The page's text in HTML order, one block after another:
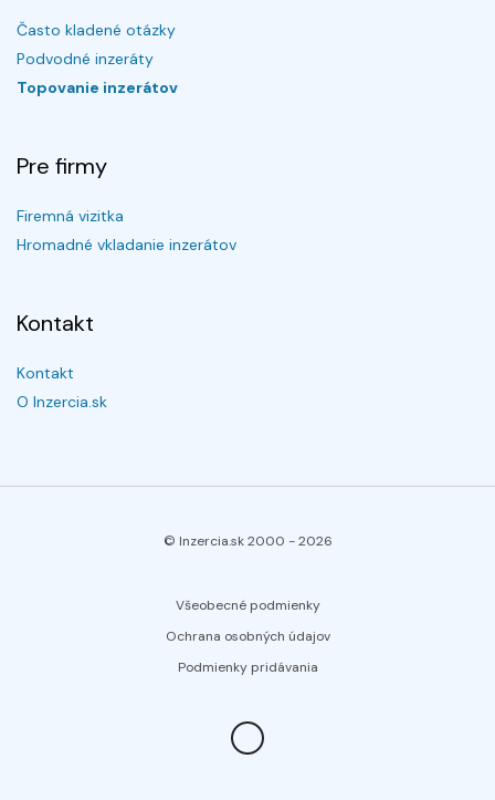
Často kladené otázky
Podvodné inzeráty
Topovanie inzerátov
Pre firmy
Firemná vizitka
Hromadné vkladanie inzerátov
Kontakt
Kontakt
O Inzercia.sk
© Inzercia.sk 2000 -2026
Všeobecné podmienky
Ochrana osobných údajov
Podmienky pridávania